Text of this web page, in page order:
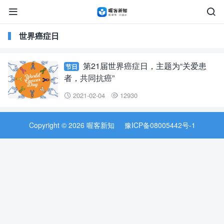


世界癌症日
节日
第21届世界癌症日，主题为“关爱患
者，共同抗癌”
 2021-02-04  12930
Copyright © 2026 喔客新知 豫ICP备08005442号-1